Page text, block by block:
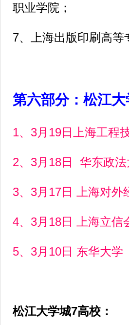
职业学院；
7、上海出版印刷高
第六部分：松江
1、3月19日上海工程
2、3月18日 华东政法
3、3月17日 上海对外
4、3月18日 上海立信
5、3月10日 东华大学
松江大学城7高校：